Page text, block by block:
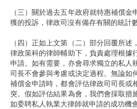
（三）關於過去五年政府就特惠補償
獲的投訴，律政司沒有備存有關的統計
（四）正如上文第（二）部分回覆所
律政策科的律師輔助下，負責處理根據
申請。如有需要，亦會尋求獨立的私人
司長不會參與考慮或決定過程。無論如
補償金申請時，都會評估律政司司長或
突。假如評估結果為會，我們會採取措
如委聘私人執業大律師就申請的成功機